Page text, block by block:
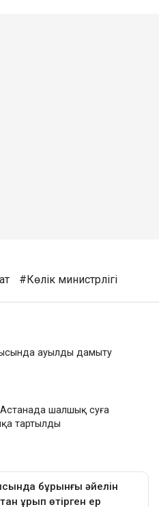
#Көлік министрлігі
ауылды дамыту
Астанада шалшық суға
тартылды